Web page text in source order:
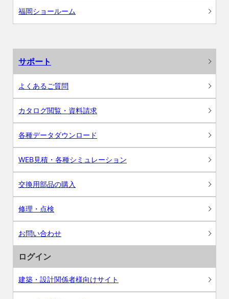
福岡ショールーム
サポート
よくあるご質問
カタログ閲覧・資料請求
各種データダウンロード
WEB見積・各種シミュレーション
交換用部品の購入
修理・点検
お問い合わせ
ログイン
建築・設計関係者様向けサイト